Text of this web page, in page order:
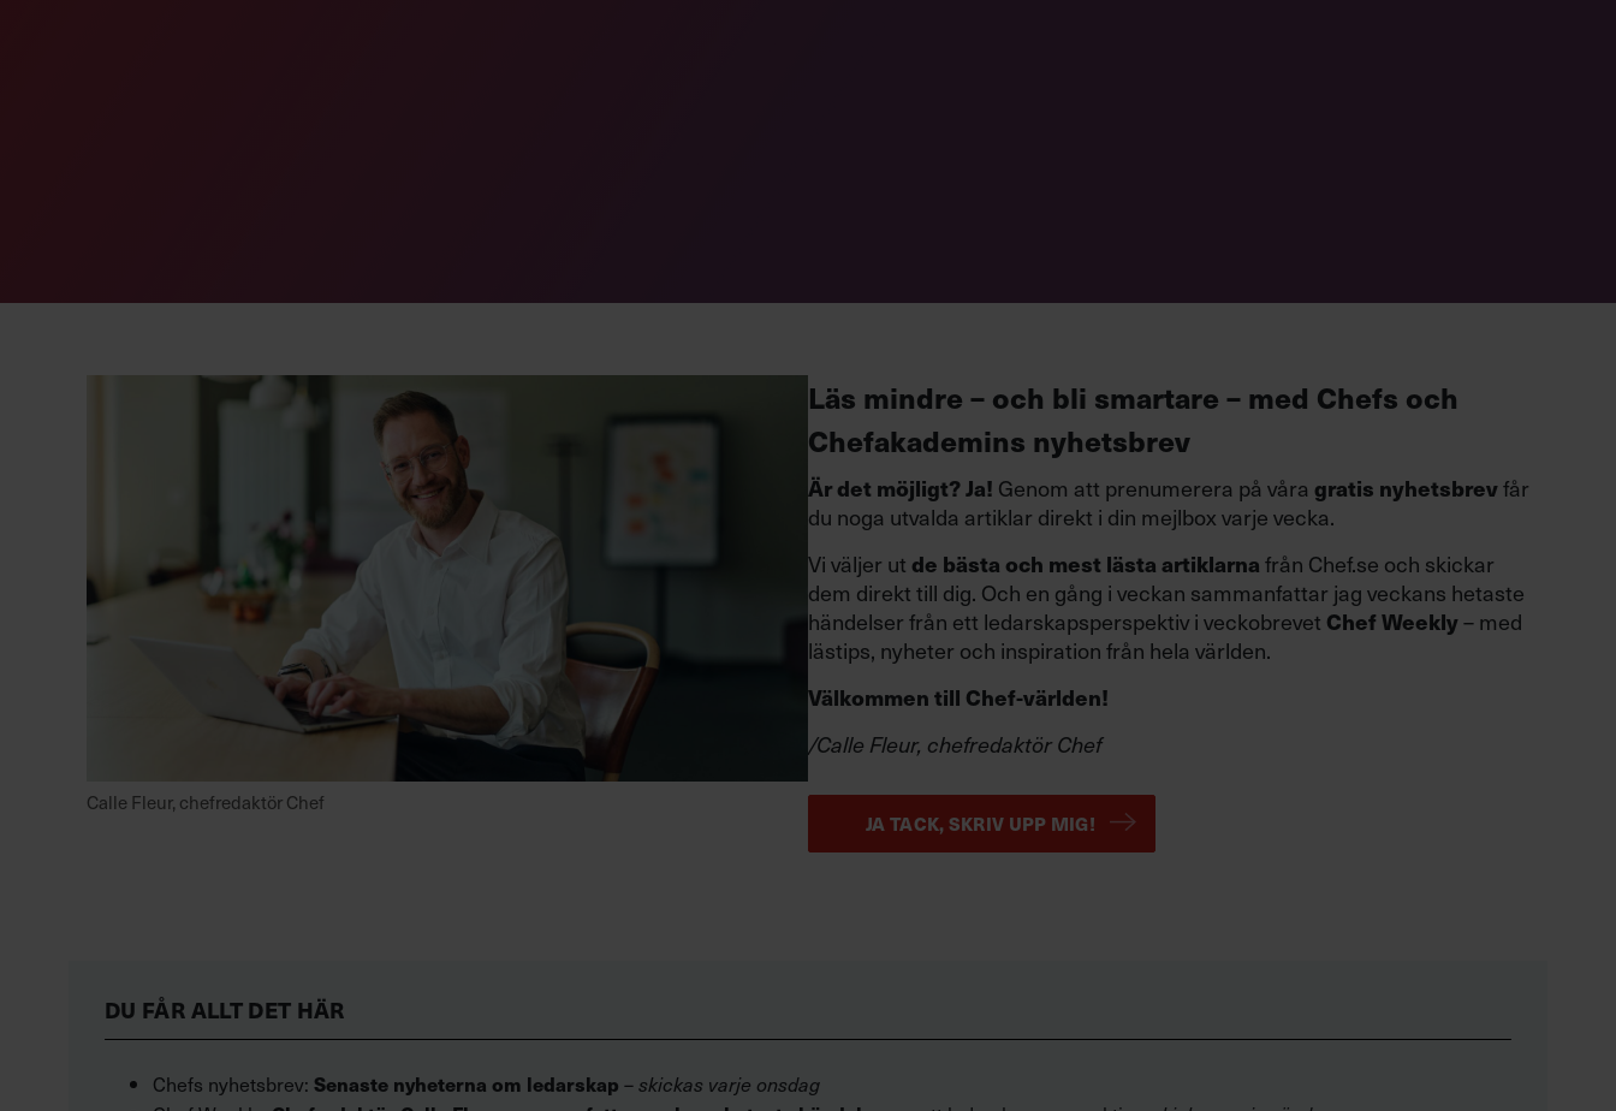
Calle Fleur, chefredaktör Chef
Läs mindre – och bli smartare – med Chefs och
Chefakademins nyhetsbrev
Är det möjligt?Ja! Genom att prenumerera på våra gratis nyhetsbrevfår
du noga utvalda artiklar direkt i din mejlbox varje vecka.
Vi väljer utde bästa och mest lästa artiklarnafrån Chef.se och skickar
dem direkt till dig. Och en gång i veckan sammanfattar jag veckans hetaste
händelser från ett ledarskapsperspektiv i veckobrevet Chef Weekly– med
lästips, nyheter och inspiration från hela världen.
Välkommen till Chef-världen!
/Calle Fleur, chefredaktör Chef
JA TACK, SKRIV UPP MIG!
DU FÅR ALLT DET HÄR
Chefs nyhetsbrev: Senaste nyheterna om ledarskap –skickas varje onsdag